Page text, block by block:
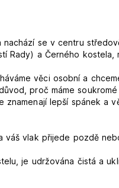
se v centru
Rady) a Černého
věci osobní a
proč máme
lepší spánek a
váš vlak přijede pozdě
je udržována čistá a